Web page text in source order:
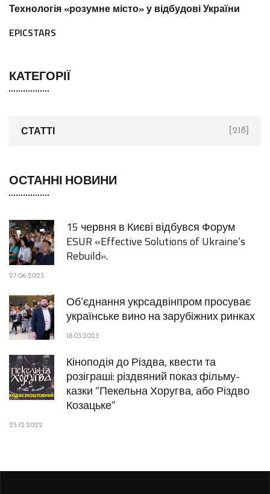
Технологія «розумне місто» у відбудові України
EPICSTARS
КАТЕГОРІЇ
СТАТТІ [218]
ОСТАННІ НОВИНИ
15 червня в Києві відбувся Форум
ESUR «Effective Solutions of Ukraine’s
Rebuild».
27.06.2023
Об’єднання укрсадвінпром просуває
українське вино на зарубіжних ринках
18.03.2023
Кіноподія до Різдва, квести та
розіграші: різдвяний показ фільму-
казки “Пекельна Хоругва, або Різдво
Козацьке”
25.12.2022